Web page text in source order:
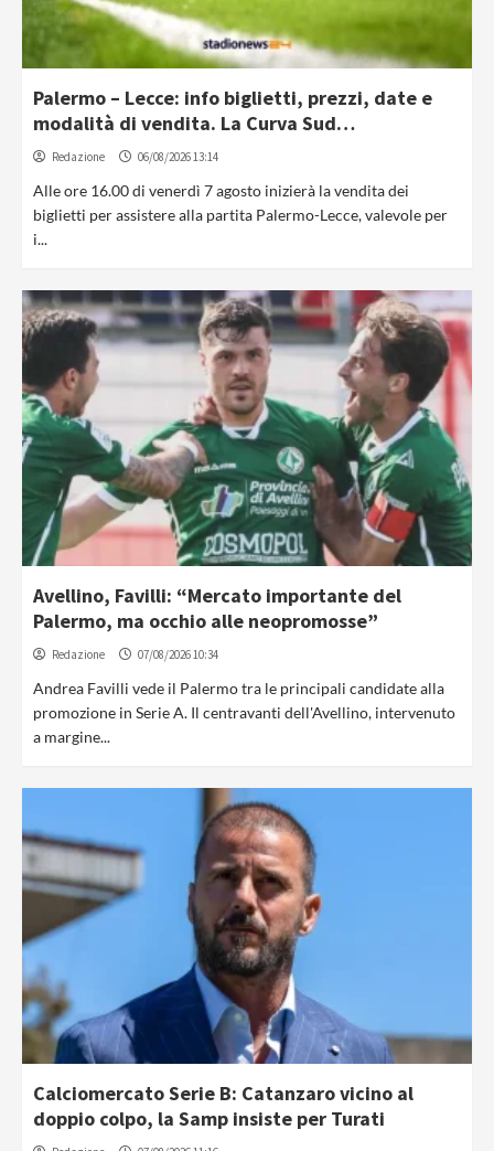
Palermo – Lecce: info biglietti, prezzi, date e
modalità di vendita. La Curva Sud…
Redazione 06/08/2026 13:14
Alle ore 16.00 di venerdì 7 agosto inizierà la vendita dei
biglietti per assistere alla partita Palermo-Lecce, valevole per
i...
Avellino, Favilli: “Mercato importante del
Palermo, ma occhio alle neopromosse”
Redazione 07/08/2026 10:34
Andrea Favilli vede il Palermo tra le principali candidate alla
promozione in Serie A. Il centravanti dell'Avellino, intervenuto
a margine...
Calciomercato Serie B: Catanzaro vicino al
doppio colpo, la Samp insiste per Turati